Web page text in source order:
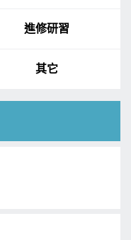
進修研習
其它